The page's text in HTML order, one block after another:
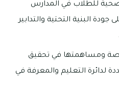
للطلاب في المدارس
البنية التحتية والتدابير
ومساهمتها في تحقيق
لدائرة التعليم والمعرفة في